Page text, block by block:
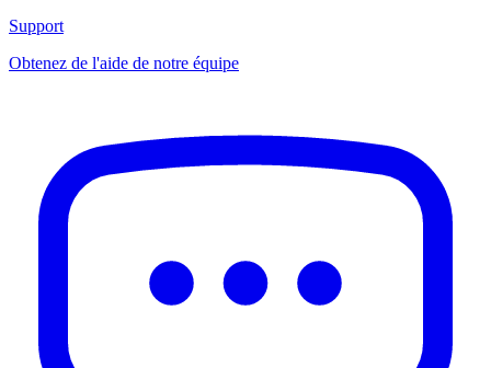
Support
Obtenez de l'aide de notre équipe